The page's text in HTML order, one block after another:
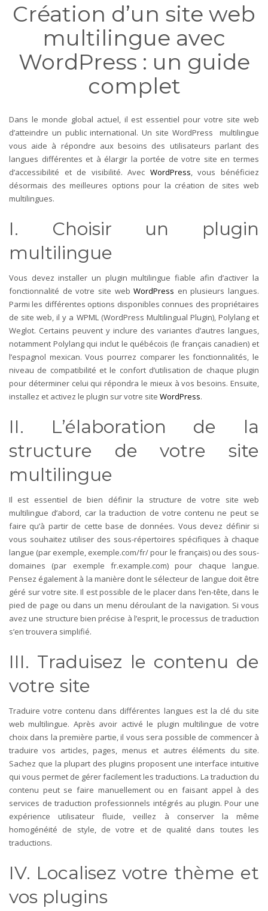
Création d’un site web
multilingue avec
WordPress : un guide
complet
Dans le monde global actuel, il est essentiel pour votre site web
d’atteindre un public international. Un site WordPress multilingue
vous aide à répondre aux besoins des utilisateurs parlant des
langues différentes et à élargir la portée de votre site en termes
d’accessibilité et de visibilité. Avec WordPress , vous bénéficiez
désormais des meilleures options pour la création de sites web
multilingues.
I. Choisir un plugin
multilingue
Vous devez installer un plugin multilingue fiable afin d’activer la
fonctionnalité de votre site webWordPress en plusieurs langues.
Parmi les différentes options disponibles connues des propriétaires
de site web, il y a WPML (WordPress Multilingual Plugin), Polylang et
Weglot. Certains peuvent y inclure des variantes d’autres langues,
notamment Polylang qui inclut le québécois (le français canadien) et
l’espagnol mexican. Vous pourrez comparer les fonctionnalités, le
niveau de compatibilité et le confort d’utilisation de chaque plugin
pour déterminer celui qui répondra le mieux à vos besoins. Ensuite,
installez et activez le plugin sur votre site WordPress.
II. L’élaboration de la
structure de votre site
multilingue
Il est essentiel de bien définir la structure de votre site web
multilingue d’abord, car la traduction de votre contenu ne peut se
faire qu’à partir de cette base de données. Vous devez définir si
vous souhaitez utiliser des sous-répertoires spécifiques à chaque
langue (par exemple, exemple.com/fr/ pour le français) ou des sous-
domaines (par exemple fr.example.com) pour chaque langue.
Pensez également à la manière dont le sélecteur de langue doit être
géré sur votre site. Il est possible de le placer dans l’en-tête, dans le
pied de page ou dans un menu déroulant de la navigation. Si vous
avez une structure bien précise à l’esprit, le processus de traduction
s’en trouvera simplifié.
III. Traduisez le contenu de
votre site
Traduire votre contenu dans différentes langues est la clé du site
web multilingue. Après avoir activé le plugin multilingue de votre
choix dans la première partie, il vous sera possible de commencer à
traduire vos articles, pages, menus et autres éléments du site.
Sachez que la plupart des plugins proposent une interface intuitive
qui vous permet de gérer facilement les traductions. La traduction du
contenu peut se faire manuellement ou en faisant appel à des
services de traduction professionnels intégrés au plugin. Pour une
expérience utilisateur fluide, veillez à conserver la même
homogénéité de style, de votre et de qualité dans toutes les
traductions.
IV. Localisez votre thème et
vos plugins